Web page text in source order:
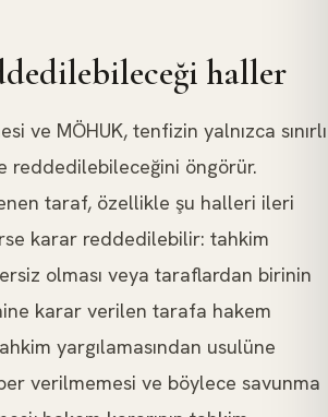
haller
ve MÖHUK, tenfizin yalnızca sınırlı
reddedilebileceğini öngörür.
taraf, özellikle şu halleri ileri
karar reddedilebilir: tahkim
olması veya taraflardan birinin
karar verilen tarafa hakem
yargılamasından usulüne
verilmemesi ve böylece savunma